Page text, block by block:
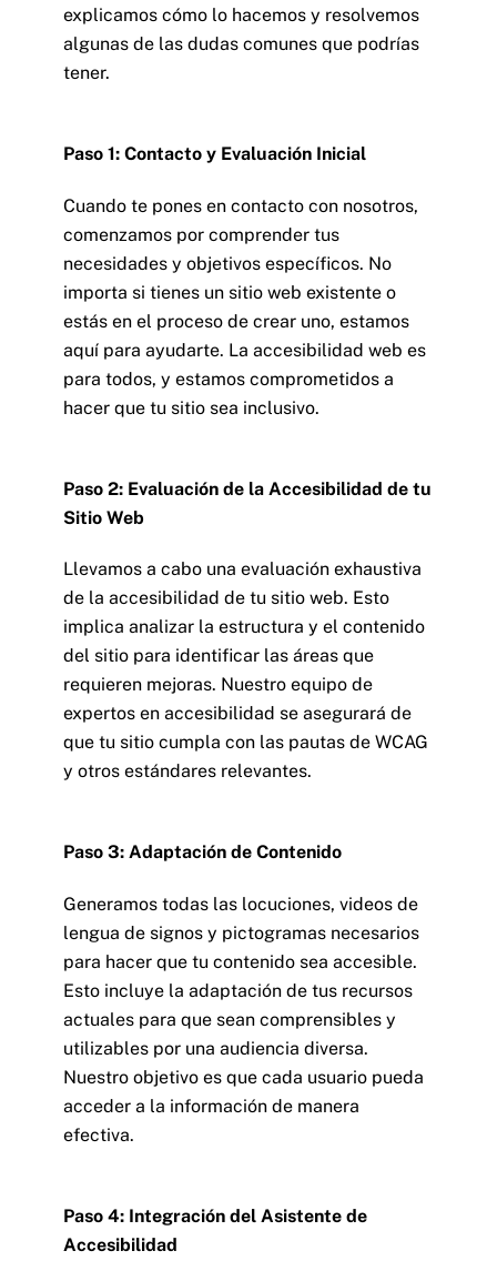
explicamos cómo lo hacemos y resolvemos
algunas de las dudas comunes que podrías
tener.
Paso 1: Contacto y Evaluación Inicial
Cuando te pones en contacto con nosotros,
comenzamos por comprender tus
necesidades y objetivos específicos. No
importa si tienes un sitio web existente o
estás en el proceso de crear uno, estamos
aquí para ayudarte. La accesibilidad web es
para todos, y estamos comprometidos a
hacer que tu sitio sea inclusivo.
Paso 2: Evaluación de la Accesibilidad de tu
Sitio Web
Llevamos a cabo una evaluación exhaustiva
de la accesibilidad de tu sitio web. Esto
implica analizar la estructura y el contenido
del sitio para identificar las áreas que
requieren mejoras. Nuestro equipo de
expertos en accesibilidad se asegurará de
que tu sitio cumpla con las pautas de WCAG
y otros estándares relevantes.
Paso 3: Adaptación de Contenido
Generamos todas las locuciones, videos de
lengua de signos y pictogramas necesarios
para hacer que tu contenido sea accesible.
Esto incluye la adaptación de tus recursos
actuales para que sean comprensibles y
utilizables por una audiencia diversa.
Nuestro objetivo es que cada usuario pueda
acceder a la información de manera
efectiva.
Paso 4: Integración del Asistente de
Accesibilidad